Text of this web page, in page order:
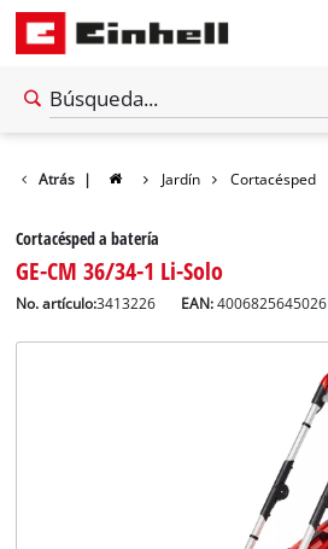
Atrás | Jardín Cortacésped
Cortacésped a batería
GE-CM 36/34-1 Li-Solo
No. artículo:3413226 EAN:4006825645026